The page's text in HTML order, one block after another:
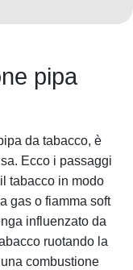
pipa
da tabacco, è
Ecco i passaggi
tabacco in modo
gas o fiamma soft
influenzato da
ruotando la
combustione